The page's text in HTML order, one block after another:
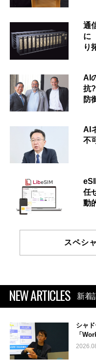
通
に
り
AI
抗
防
AI
不
任
動
スペシ
NEW ARTICLES 新着
シャ
「